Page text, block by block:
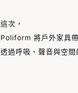
這次，
Poliform 將戶外家具
透過呼吸、聲音與空間